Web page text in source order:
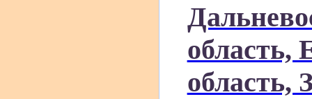
область,
область,